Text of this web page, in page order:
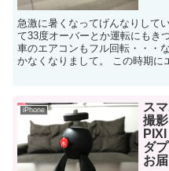
急激に暑くなってげんなりして
て33度オーバーとか運転にもき
車のエアコンもフル回転・・・
かなくなりまして。 この時期に
iPhone
ス
撮
ダ
お届